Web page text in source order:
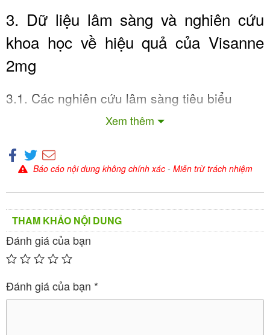
3. Dữ liệu lâm sàng và nghiên cứu
khoa học về hiệu quả của Visanne
2mg
Xem thêm
3.1. Các nghiên cứu lâm sàng tiêu biểu
Nhiều nghiên cứu đã chứng minh hiệu quả và độ an
cung. Dưới đây là các nghiên cứu nổi bật:
Mô tả: Thử nghiệm mù đôi, ngẫu nhiên, so sánh
Visanne 2mg/ngày với placebo ở 198 phụ nữ mắc
lạc nội mạc tử cung (giai đoạn I-IV) trong 12 tuần.
Analog Scale (VAS, 0-100mm).
Báo cáo nội dung không chính xác- Miễn trừ trách nhiệm
THAM KHẢO NỘI DUNG
Đánh giá của bạn
Đánh giá của bạn *